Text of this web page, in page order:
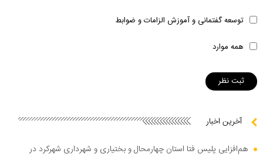
توسعه گفتمانی و آموزش الزامات و ضوابط
همه موارد
آخرین اخبار
هم‌افزایی پلیس فتا استان چهارمحال و بختیاری و شهرداری شهرکرد در